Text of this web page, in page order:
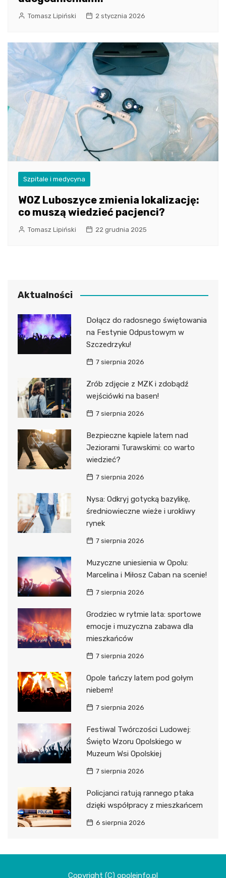
Tomasz Lipiński 2 stycznia 2026
Szpitale i medycyna
WOZ Luboszyce zmienia lokalizację:
co muszą wiedzieć pacjenci?
Tomasz Lipiński 22 grudnia 2025
Aktualności
Dołącz do radosnego świętowania
na Festynie Odpustowym w
Szczedrzyku!
7 sierpnia 2026
Zrób zdjęcie z MZK i zdobądź
wejściówki na basen!
7 sierpnia 2026
Bezpieczne kąpiele latem nad
Jeziorami Turawskimi: co warto
wiedzieć?
7 sierpnia 2026
Nysa: Odkryj gotycką bazylikę,
średniowieczne wieże i urokliwy
rynek
7 sierpnia 2026
Muzyczne uniesienia w Opolu:
Marcelina i Miłosz Caban na scenie!
7 sierpnia 2026
Grodziec w rytmie lata: sportowe
emocje i muzyczna zabawa dla
mieszkańców
7 sierpnia 2026
Opole tańczy latem pod gołym
niebem!
7 sierpnia 2026
Festiwal Twórczości Ludowej:
Święto Wzoru Opolskiego w
Muzeum Wsi Opolskiej
7 sierpnia 2026
Policjanci ratują rannego ptaka
dzięki współpracy z mieszkańcem
6 sierpnia 2026
Copyright (C) opoleinfo.pl